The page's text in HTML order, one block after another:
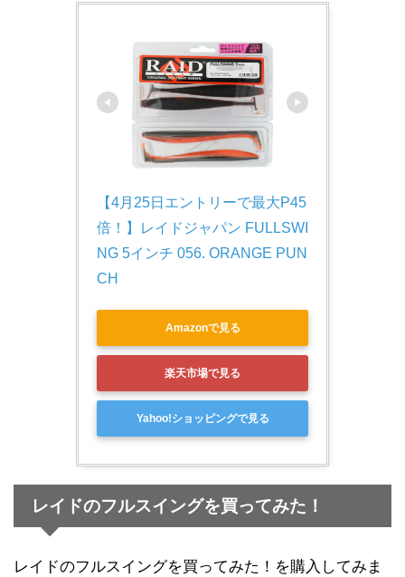
【4月25日エントリーで最大P45
倍！】レイドジャパン FULLSWI
NG 5インチ 056. ORANGE PUN
CH
Amazonで見る
楽天市場で見る
Yahoo!ショッピングで見る
レイドのフルスイングを買ってみた！
レイドのフルスイングを買ってみた！を購入してみま